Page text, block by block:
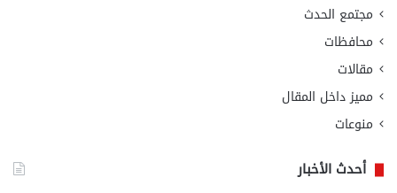
مجتمع الحدث
محافظات
مقالات
مميز داخل المقال
منوعات
أحدث الأخبار